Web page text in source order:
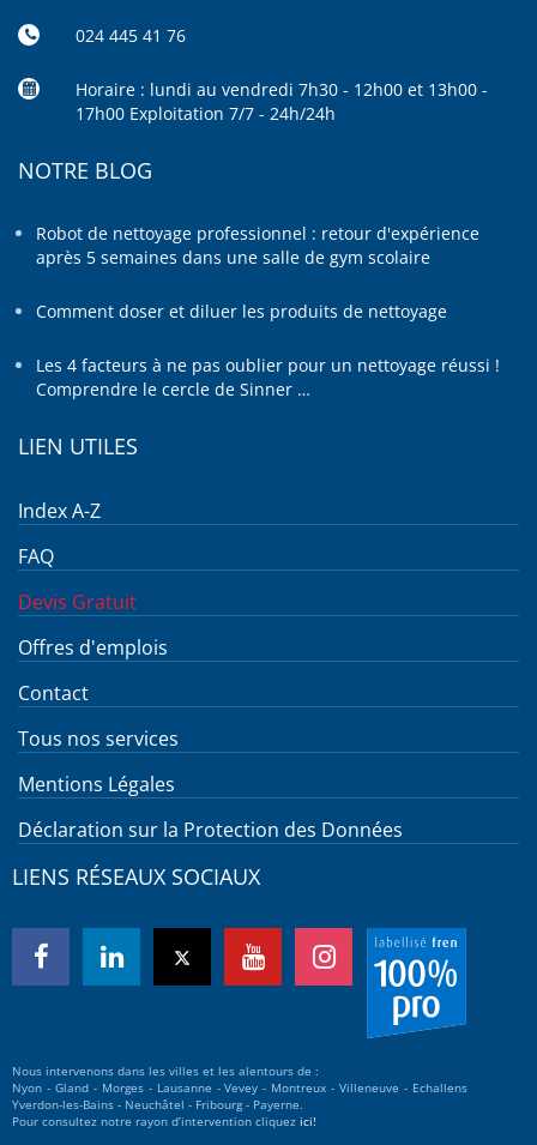
024 445 41 76
Horaire : lundi au vendredi 7h30 - 12h00 et 13h00 -
17h00 Exploitation 7/7 - 24h/24h
NOTRE BLOG
Robot de nettoyage professionnel : retour d'expérience
après 5 semaines dans une salle de gym scolaire
Comment doser et diluer les produits de nettoyage
Les 4 facteurs à ne pas oublier pour un nettoyage réussi !
Comprendre le cercle de Sinner …
LIEN UTILES
Index A-Z
FAQ
Devis Gratuit
Offres d'emplois
Contact
Tous nos services
Mentions Légales
Déclaration sur la Protection des Données
LIENS RÉSEAUX SOCIAUX
Nous intervenons dans les villes et les alentours de :
Nyon - Gland - Morges - Lausanne - Vevey - Montreux - Villeneuve - Echallens
Yverdon-les-Bains - Neuchâtel - Fribourg - Payerne.
Pour consultez notre rayon d’intervention cliquez ici!